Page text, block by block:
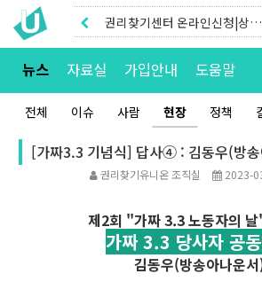
권리찾기센터 온라인신청|상담
톡
권리찾기유니온 조합원|후원안
뉴스 자료실 가입안내 도움말
전체 이슈 사람 현장 정책
[가짜3.3 기념식] 답사④ : 김동우(방
권리찾기유니온 조직실 2023-
제2회 "가짜 3.3 노동자의
가짜 3.3 당사자 공
김동우(방송아나운